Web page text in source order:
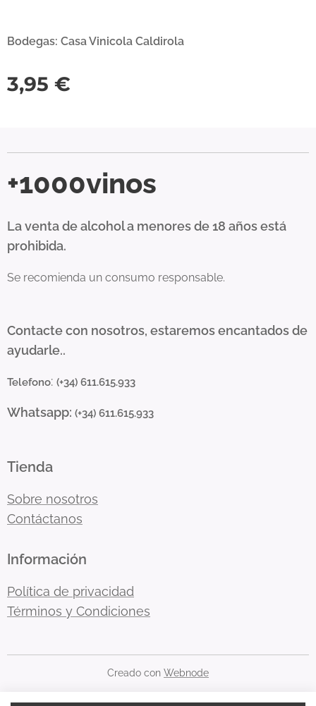
Bodegas: Casa Vinicola Caldirola
3,95 €
+1000vinos
La venta de alcohol a menores de 18 años está
prohibida.
Se recomienda un consumo responsable.
Contacte con nosotros, estaremos encantados de
ayudarle..
Telefono: (+34) 611.615.933
Whatsapp: (+34) 611.615.933
Tienda
Sobre nosotros
Contáctanos
Información
Política de privacidad
Términos y Condiciones
Creado con Webnode